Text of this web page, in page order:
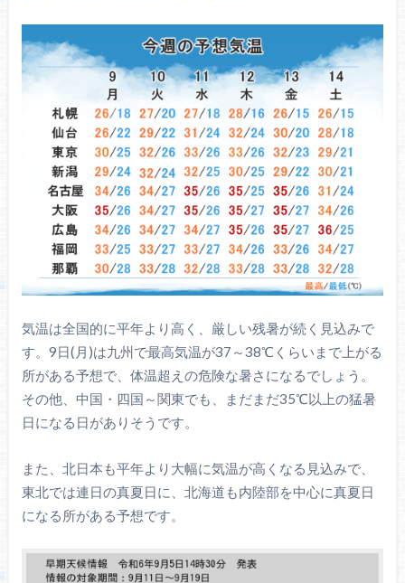
気温は全国的に平年より高く、厳しい残暑が続く見込みで
す。9日(月)は九州で最高気温が37～38℃くらいまで上がる
所がある予想で、体温超えの危険な暑さになるでしょう。
その他、中国・四国～関東でも、まだまだ35℃以上の猛暑
日になる日がありそうです。
また、北日本も平年より大幅に気温が高くなる見込みで、
東北では連日の真夏日に、北海道も内陸部を中心に真夏日
になる所がある予想です。